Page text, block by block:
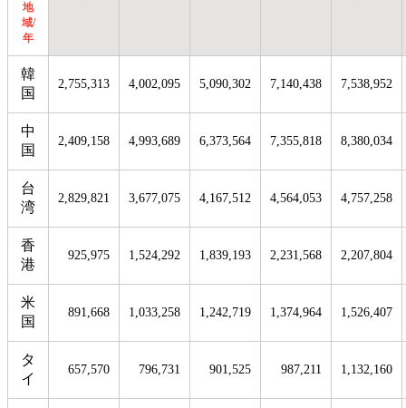
地
域/
年
韓
国
2,755,313 4,002,095 5,090,302 7,140,438 7,538,952
中
国
2,409,158 4,993,689 6,373,564 7,355,818 8,380,034
台
湾
2,829,821 3,677,075 4,167,512 4,564,053 4,757,258
香
港
925,975 1,524,292 1,839,193 2,231,568 2,207,804
米
国
891,668 1,033,258 1,242,719 1,374,964 1,526,407
タ
イ
657,570 796,731 901,525 987,211 1,132,160